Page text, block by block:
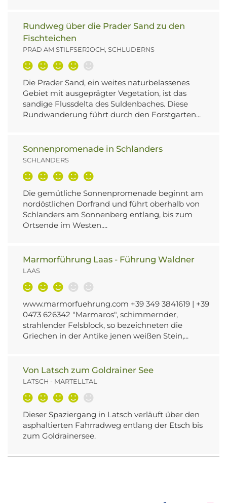
Rundweg über die Prader Sand zu den
Fischteichen
PRAD AM STILFSERJOCH, SCHLUDERNS
Die Prader Sand, ein weites naturbelassenes
Gebiet mit ausgeprägter Vegetation, ist das
sandige Flussdelta des Suldenbaches. Diese
Rundwanderung führt durch den Forstgarten...
Sonnenpromenade in Schlanders
SCHLANDERS
Die gemütliche Sonnenpromenade beginnt am
nordöstlichen Dorfrand und führt oberhalb von
Schlanders am Sonnenberg entlang, bis zum
Ortsende im Westen....
Marmorführung Laas - Führung Waldner
LAAS
www.marmorfuehrung.com +39 349 3841619 | +39
0473 626342 "Marmaros", schimmernder,
strahlender Felsblock, so bezeichneten die
Griechen in der Antike jenen weißen Stein,...
Von Latsch zum Goldrainer See
LATSCH - MARTELLTAL
Dieser Spaziergang in Latsch verläuft über den
asphaltierten Fahrradweg entlang der Etsch bis
zum Goldrainersee.